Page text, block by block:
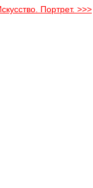
Портрет. >>>